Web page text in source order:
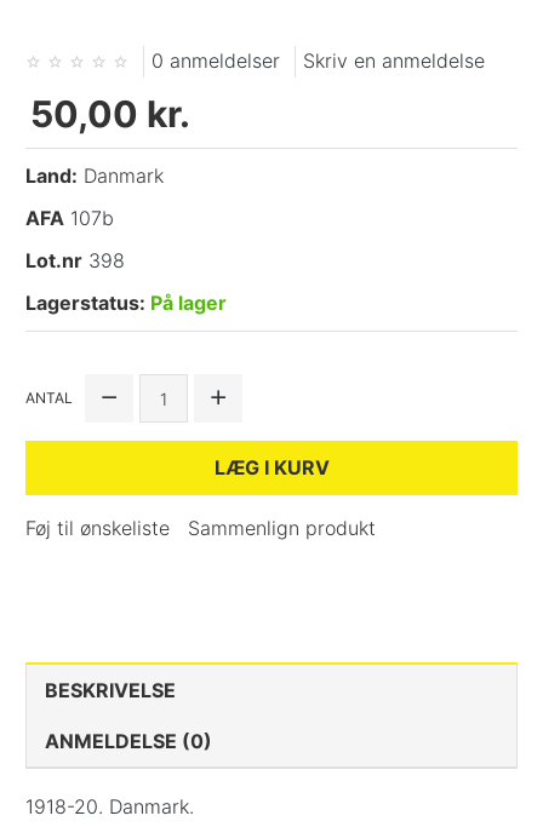
0 anmeldelser Skriv en anmeldelse
50,00 kr.
Land: Danmark
AFA 107b
Lot.nr 398
Lagerstatus: På lager
ANTAL
LÆG I KURV
Føj til ønskeliste Sammenlign produkt
BESKRIVELSE
ANMELDELSE (0)
1918-20. Danmark.